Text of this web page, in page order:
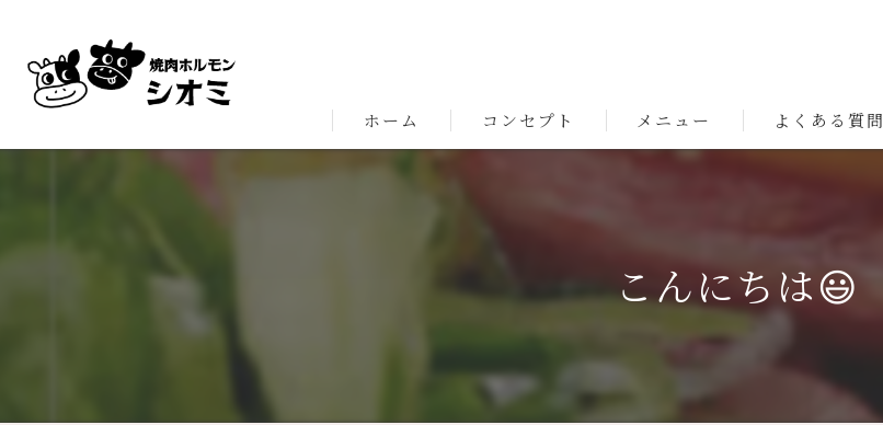
ホーム コンセプト メニュー よくある質問
こんにちは😃